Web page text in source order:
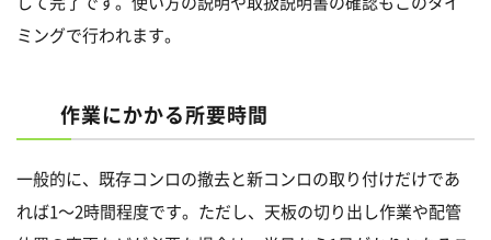
ミングで行われます。
作業にかかる所要時間
一般的に、既存コンロの撤去と新コンロの取り付けだけであ
れば1～2時間程度です。ただし、天板の切り出し作業や配管